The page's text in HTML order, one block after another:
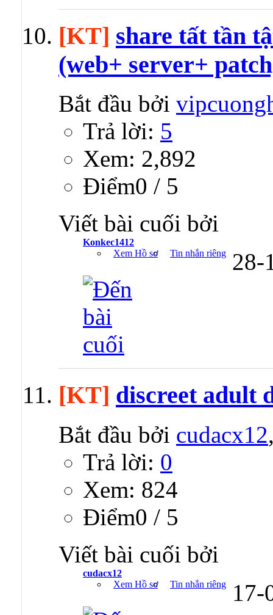
[KT] share tất tần
(web+ server+
Bắt đầu bởi
Trả lời: 5
Xem: 2,892
Ðiểm0 / 5
Viết bài cuối bởi
Konkec1412
Xem Hồ sơ
Tin nhắn riêng 28-
[KT] discreet adult
Bắt đầu bởi cudacx12
Trả lời: 0
Xem: 824
Ðiểm0 / 5
Viết bài cuối bởi
cudacx12
Xem Hồ sơ
Tin nhắn riêng